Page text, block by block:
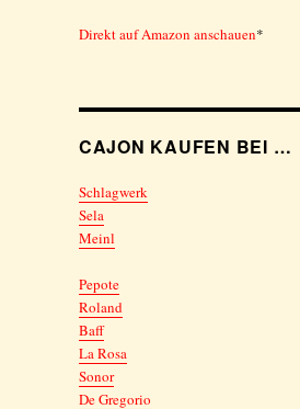
Direkt auf Amazon anschauen*
CAJON KAUFEN BEI …
Schlagwerk
Sela
Meinl
Pepote
Roland
Baff
La Rosa
Sonor
De Gregorio